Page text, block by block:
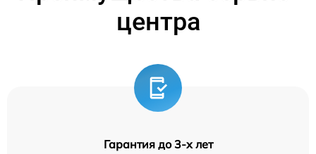
центра
Гарантия до 3-х лет